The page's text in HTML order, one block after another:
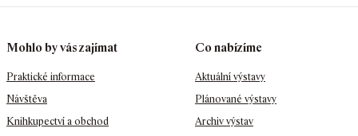
Mohlo by vás zajímat
Praktické informace
Návštěva
Knihkupectví a obchod
Co nabízíme
Aktuální výstavy
Plánované výstavy
Archiv výstav